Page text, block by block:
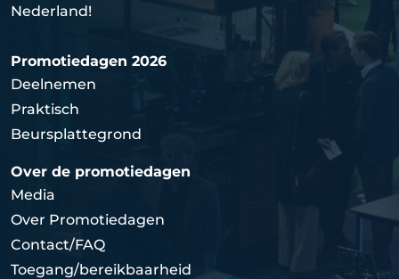
Nederland!
Promotiedagen 2026
Deelnemen
Praktisch
Beursplattegrond
Over de promotiedagen
Media
Over Promotiedagen
Contact/FAQ
Toegang/bereikbaarheid